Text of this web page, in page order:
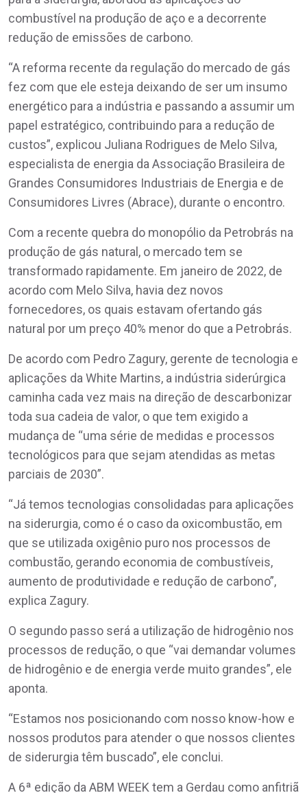
combustível na produção de aço e a decorrente
redução de emissões de carbono.
“A reforma recente da regulação do mercado de gás
fez com que ele esteja deixando de ser um insumo
energético para a indústria e passando a assumir um
papel estratégico, contribuindo para a redução de
custos”, explicou Juliana Rodrigues de Melo Silva,
especialista de energia da Associação Brasileira de
Grandes Consumidores Industriais de Energia e de
Consumidores Livres (Abrace), durante o encontro.
Com a recente quebra do monopólio da Petrobrás na
produção de gás natural, o mercado tem se
transformado rapidamente. Em janeiro de 2022, de
acordo com Melo Silva, havia dez novos
fornecedores, os quais estavam ofertando gás
natural por um preço 40% menor do que a Petrobrás.
De acordo com Pedro Zagury, gerente de tecnologia e
aplicações da White Martins, a indústria siderúrgica
caminha cada vez mais na direção de descarbonizar
toda sua cadeia de valor, o que tem exigido a
mudança de “uma série de medidas e processos
tecnológicos para que sejam atendidas as metas
parciais de 2030”.
“Já temos tecnologias consolidadas para aplicações
na siderurgia, como é o caso da oxicombustão, em
que se utilizada oxigênio puro nos processos de
combustão, gerando economia de combustíveis,
aumento de produtividade e redução de carbono”,
explica Zagury.
O segundo passo será a utilização de hidrogênio nos
processos de redução, o que “vai demandar volumes
de hidrogênio e de energia verde muito grandes”, ele
aponta.
“Estamos nos posicionando com nosso know-how e
nossos produtos para atender o que nossos clientes
de siderurgia têm buscado”, ele conclui.
A 6ª edição da ABM WEEK tem a Gerdau como anfitriã